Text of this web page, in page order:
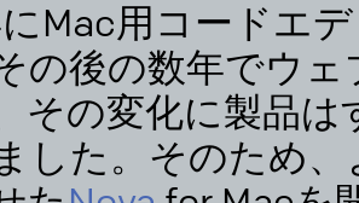
Mac用コードエ
の後の数年でウ
その変化に製品
した。そのため